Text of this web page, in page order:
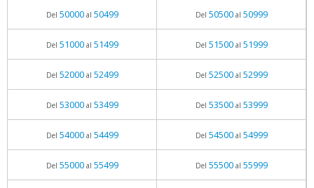
Del 50000al 50499 Del 50500al 50999
Del 51000al 51499 Del 51500al 51999
Del 52000al 52499 Del 52500al 52999
Del 53000al 53499 Del 53500al 53999
Del 54000al 54499 Del 54500al 54999
Del 55000al 55499 Del 55500al 55999